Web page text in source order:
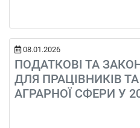
08.01.2026
ПОДАТКОВІ ТА
ДЛЯ ПРАЦІВНИКІВ
АГРАРНОЇ СФЕРИ У